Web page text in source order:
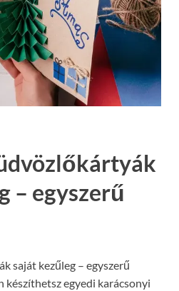
– egyszerű
saját kezűleg – egyszerű
készíthetsz egyedi karácsonyi